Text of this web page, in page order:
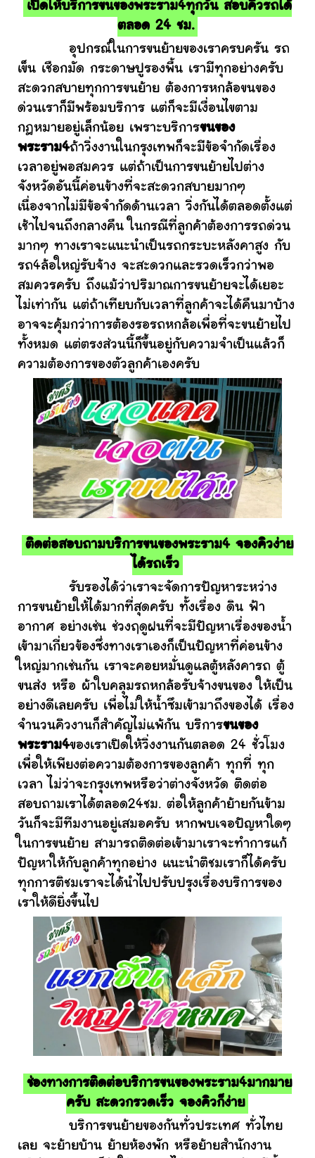
เปิดให้บริการขนของพระราม4ทุกวัน สอบคิวรถได้
ตลอด 24 ชม.
อุปกรณ์ในการขนย้ายของเราครบครัน รถ
เข็น เชือกมัด กระดาษปูรองพื้น เรามีทุกอย่างครับ
สะดวกสบายทุกการขนย้าย ต้องการหกล้อขนของ
ด่วนเราก็มีพร้อมบริการ แต่ก็จะมีเงื่อนไขตาม
กฎหมายอยู่เล็กน้อย เพราะบริการขนของ
พระราม4ถ้าวิ่งงานในกรุงเทพก็จะมีข้อจำกัดเรื่อง
เวลาอยู่พอสมควร แต่ถ้าเป็นการขนย้ายไปต่าง
จังหวัดอันนี้ค่อนข้างที่จะสะดวกสบายมากๆ
เนื่องจากไม่มีข้อจำกัดด้านเวลา วิ่งกันได้ตลอดตั้งแต่
เช้าไปจนถึงกลางคืน ในกรณีที่ลูกค้าต้องการรถด่วน
มากๆ ทางเราจะแนะนำเป็นรถกระบะหลังคาสูง กับ
รถ4ล้อใหญ่รับจ้าง จะสะดวกและรวดเร็วกว่าพอ
สมควรครับ ถึงแม้ว่าปริมาณการขนย้ายจะได้เยอะ
ไม่เท่ากัน แต่ถ้าเทียบกับเวลาที่ลูกค้าจะได้คืนมาบ้าง
อาจจะคุ้มกว่าการต้องรอรถหกล้อเพื่อที่จะขนย้ายไป
ทั้งหมด แต่ตรงส่วนนี้ก็ขึ้นอยู่กับความจำเป็นแล้วก็
ความต้องการของตัวลูกค้าเองครับ
ติดต่อสอบถามบริการขนของพระราม4 จองคิวง่าย
ได้รถเร็ว
รับรองได้ว่าเราจะจัดการปัญหาระหว่าง
การขนย้ายให้ได้มากที่สุดครับ ทั้งเรื่อง ดิน ฟ้า
อากาศ อย่างเช่น ช่วงฤดูฝนที่จะมีปัญหาเรื่องของน้ำ
เข้ามาเกี่ยวข้องซึ่งทางเราเองก็เป็นปัญหาที่ค่อนข้าง
ใหญ่มากเช่นกัน เราจะคอยหมั่นดูแลตู้หลังคารถ ตู้
ขนส่ง หรือ ผ้าใบคลุมรถหกล้อรับจ้างขนของ ให้เป็น
อย่างดีเลยครับ เพื่อไม่ให้น้ำซึมเข้ามาถึงของได้ เรื่อง
จำนวนคิวงานก็สำคัญไม่แพ้กัน บริการขนของ
พระราม4ของเราเปิดให้วิ่งงานกันตลอด 24 ชั่วโมง
เพื่อให้เพียงต่อความต้องการของลูกค้า ทุกที่ ทุก
เวลา ไม่ว่าจะกรุงเทพหรือว่าต่างจังหวัด ติดต่อ
สอบถามเราได้ตลอด24ชม. ต่อให้ลูกค้าย้ายกันข้าม
วันก็จะมีทีมงานอยู่เสมอครับ หากพบเจอปัญหาใดๆ
ในการขนย้าย สามารถติดต่อเข้ามาเราจะทำการแก้
ปัญหาให้กับลูกค้าทุกอย่าง แนะนำติชมเราก็ได้ครับ
ทุกการติชมเราจะได้นำไปปรับปรุงเรื่องบริการของ
เราให้ดียิ่งขึ้นไป
ช่องทางการติดต่อบริการขนของพระราม4มากมาย
ครับ สะดวกรวดเร็ว จองคิวก็ง่าย
บริการขนย้ายของกันทั่วประเทศ ทั่วไทย
เลย จะย้ายบ้าน ย้ายห้องพัก หรือย้ายสำนักงาน